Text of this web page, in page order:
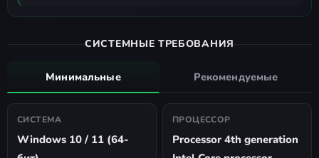
СИСТЕМНЫЕ ТРЕБОВАНИЯ
Минимальные Рекомендуемые
СИСТЕМА
Windows 10 / 11 (64-
ПРОЦЕССОР
Processor 4th generation